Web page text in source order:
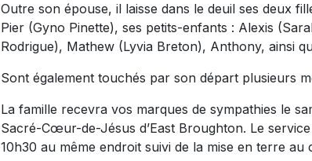
Outre son épouse, il laisse dans le deuil ses deux
Pier (Gyno Pinette), ses petits-enfants : Alexis
Rodrigue), Mathew (Lyvia Breton), Anthony, ainsi
Sont également touchés par son départ plusieurs
La famille recevra vos marques de sympathies le
Sacré-Cœur-de-Jésus d’East Broughton. Le
10h30 au même endroit suivi de la mise en terre